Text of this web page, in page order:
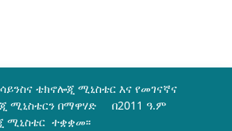
ቴክኖሎጂ ሚኒስቴር እና የመገናኛና
ሚኒስቴርን በማዋሃድ በ2011 ዓ.ም
ሚኒስቴር ተቋቋመ፡፡